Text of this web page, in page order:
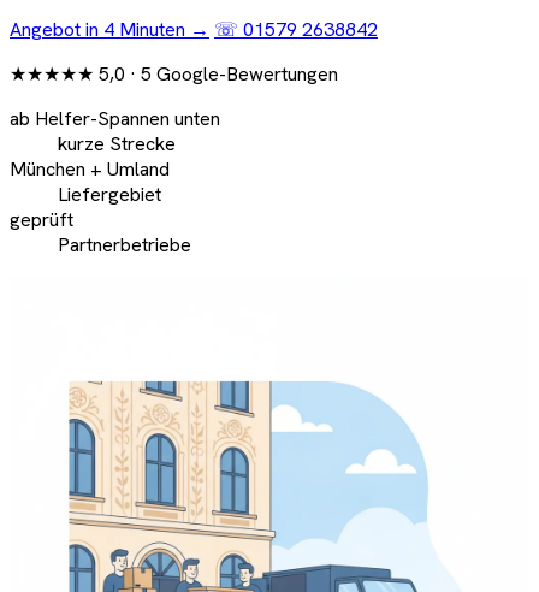
Angebot in 4 Minuten → ☏ 01579 2638842
★★★★★ 5,0 · 5 Google-Bewertungen
ab Helfer-Spannen unten
kurze Strecke
München + Umland
Liefergebiet
geprüft
Partnerbetriebe